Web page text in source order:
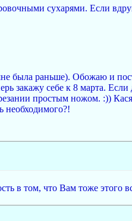
сухарями. Если
была раньше). Обожаю и
закажу себе к 8 марта. Если
простым ножом. :))
необходимого?!
в том, что Вам тоже этого